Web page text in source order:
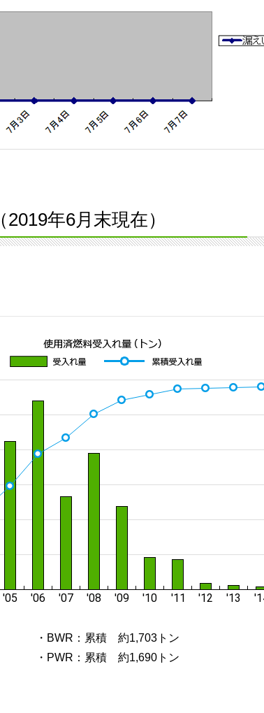
（2019年6月末現在）
・BWR：累積 約1,703トン
・PWR：累積 約1,690トン